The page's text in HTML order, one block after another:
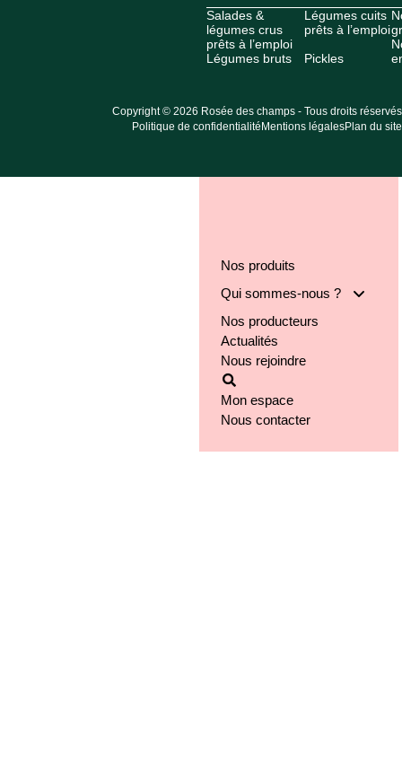
Salades &
légumes crus
prêts à l’emploi
Légumes cuits
prêts à l’emploi
Légumes bruts
Pickles
Copyright © 2026 Rosée des champs - Tous droits réservés
Politique de confidentialité Mentions légalesPlan du site
Nos produits
Qui sommes-nous ?
Notre groupe
Nos engagements
Notre implantation
Nos producteurs
Actualités
Nous rejoindre
Mon espace
Nous contacter